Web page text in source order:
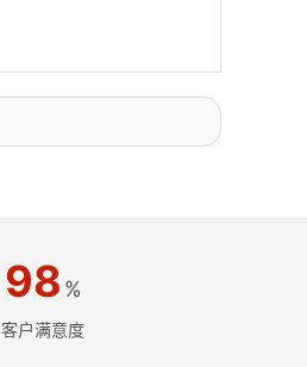
98 %
客户满意度